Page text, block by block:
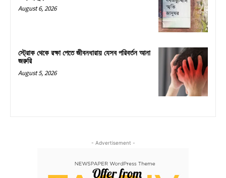
August 6, 2026
স্ট্রোক থেকে রক্ষা পেতে জীবনধারায় যেসব পরিবর্তন আনা
জরুরি
August 5, 2026
- Advertisement -